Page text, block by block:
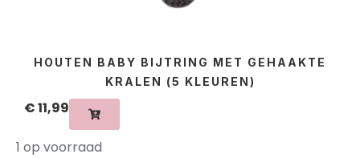
HOUTEN BABY BIJTRING MET GEHAAKTE
KRALEN (5 KLEUREN)
€11,99
1 op voorraad